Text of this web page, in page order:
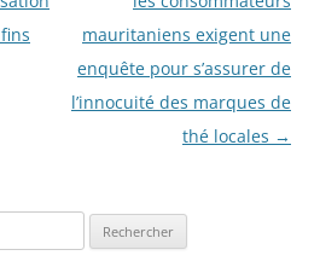
mauritaniens exigent une
enquête pour s’assurer de
l’innocuité des marques de
thé locales →